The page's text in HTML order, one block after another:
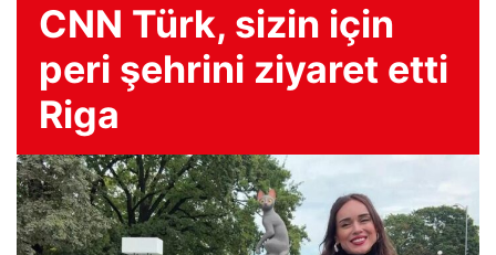
CNN Türk, sizin için
peri şehrini ziyaret etti
Riga